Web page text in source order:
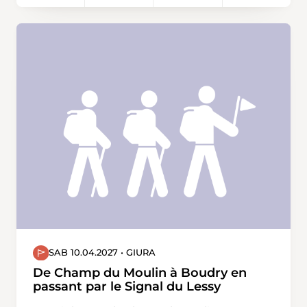
Strassenverkehrsamt überqueren wir die
Bahnhof Bülach oder für einen Schlusstrunk in
die Altstadt von Bülach.
SAB 10.04.2027 • GIURA
De Champ du Moulin à Boudry en
passant par le Signal du Lessy